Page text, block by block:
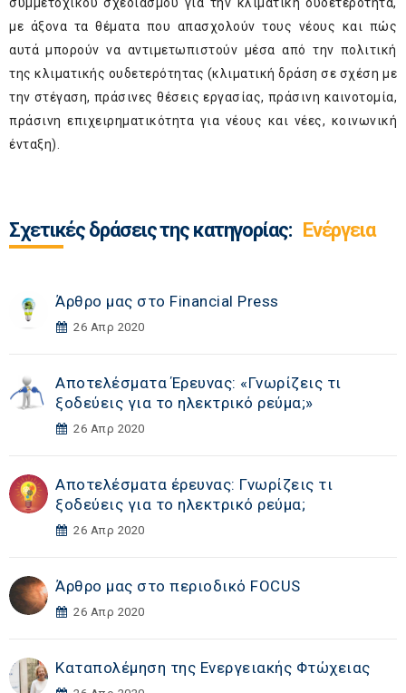
συμμετοχικού σχεδιασμού για την κλιματική ουδετερότητα,
με άξονα τα θέματα που απασχολούν τους νέους και πώς
αυτά μπορούν να αντιμετωπιστούν μέσα από την πολιτική
της κλιματικής ουδετερότητας (κλιματική δράση σε σχέση με
την στέγαση, πράσινες θέσεις εργασίας, πράσινη καινοτομία,
πράσινη επιχειρηματικότητα για νέους και νέες, κοινωνική
ένταξη).
Σχετικές δράσεις της κατηγορίας: Ενέργεια
Άρθρο μας στο Financial Press
26 Απρ 2020
Αποτελέσματα Έρευνας: «Γνωρίζεις τι
ξοδεύεις για το ηλεκτρικό ρεύμα;»
26 Απρ 2020
Αποτελέσματα έρευνας: Γνωρίζεις τι
ξοδεύεις για το ηλεκτρικό ρεύμα;
26 Απρ 2020
Άρθρο μας στο περιοδικό FOCUS
26 Απρ 2020
Καταπολέμηση της Ενεργειακής Φτώχειας